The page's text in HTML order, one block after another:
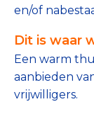
CBF-
State of
Het
en/of
Dit is waar
Een warm
aanbieden
vrijwilligers.